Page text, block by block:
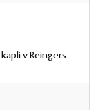
v Reingers